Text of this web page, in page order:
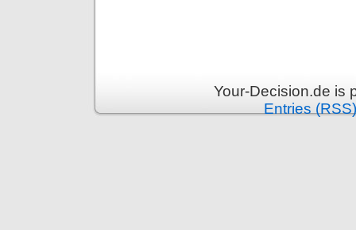
Your-Decision.de is
Entries (RSS)